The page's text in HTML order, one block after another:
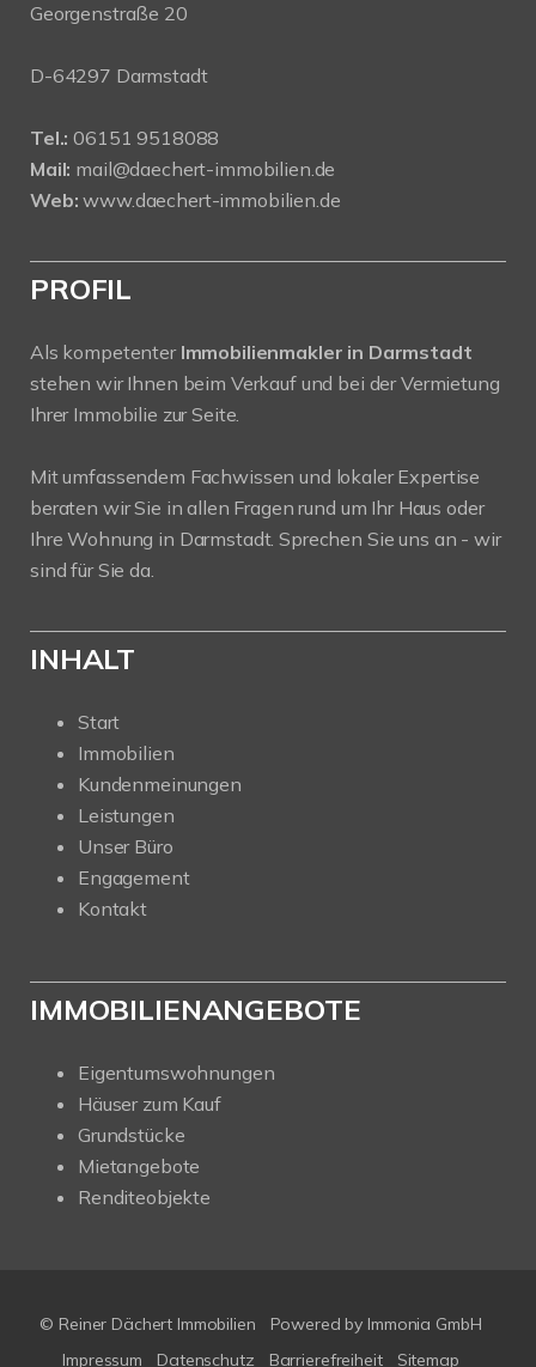
Georgenstraße 20
D-64297 Darmstadt
Tel.: 06151 9518088
Mail: mail@daechert-immobilien.de
Web: www.daechert-immobilien.de
PROFIL
Als kompetenter Immobilienmakler in Darmstadt
stehen wir Ihnen beim Verkauf und bei der Vermietung
Ihrer Immobilie zur Seite.
Mit umfassendem Fachwissen und lokaler Expertise
beraten wir Sie in allen Fragen rund um Ihr Haus oder
Ihre Wohnung in Darmstadt. Sprechen Sie uns an - wir
sind für Sie da.
INHALT
Start
Immobilien
Kundenmeinungen
Leistungen
Unser Büro
Engagement
Kontakt
IMMOBILIENANGEBOTE
Eigentumswohnungen
Häuser zum Kauf
Grundstücke
Mietangebote
Renditeobjekte
© Reiner Dächert Immobilien Powered by Immonia GmbH
Impressum
Datenschutz Barrierefreiheit Sitemap